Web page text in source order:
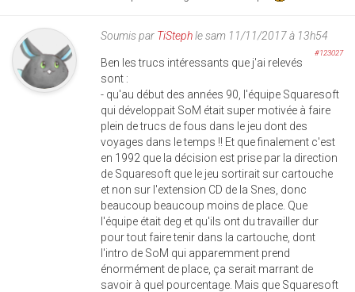
Soumis par TiStephle sam 11/11/2017 à 13h54
#123027
Ben les trucs intéressants que j'ai relevés
sont :
- qu'au début des années 90, l'équipe Squaresoft
qui développait SoM était super motivée à faire
plein de trucs de fous dans le jeu dont des
voyages dans le temps !! Et que finalement c'est
en 1992 que la décision est prise par la direction
de Squaresoft que le jeu sortirait sur cartouche
et non sur l'extension CD de la Snes, donc
beaucoup beaucoup moins de place. Que
l'équipe était deg et qu'ils ont du travailler dur
pour tout faire tenir dans la cartouche, dont
l'intro de SoM qui apparemment prend
énormément de place, ça serait marrant de
savoir à quel pourcentage. Mais que Squaresoft